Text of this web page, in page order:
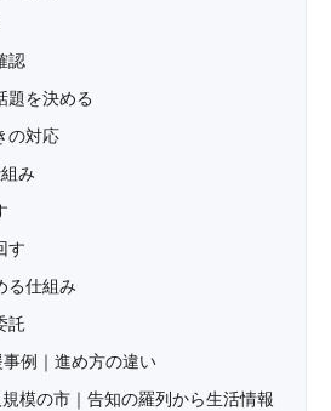
認
題を決める
の対応
み
す
る仕組み
託
例｜進め方の違い
模の市｜告知の羅列から生活情報